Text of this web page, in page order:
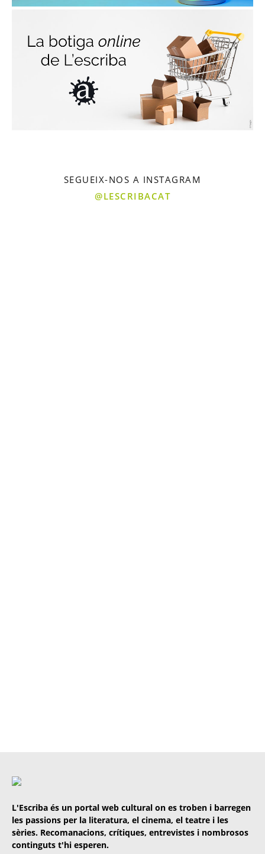
SEGUEIX-NOS A INSTAGRAM
@LESCRIBACAT
L'Escriba és un portal web cultural on es troben i barregen
les passions per la literatura, el cinema, el teatre i les
sèries. Recomanacions, crítiques, entrevistes i nombrosos
continguts t'hi esperen.